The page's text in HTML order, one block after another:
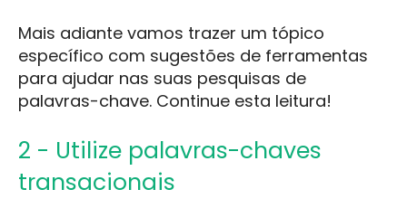
Mais adiante vamos trazer um tópico
específico com sugestões de ferramentas
para ajudar nas suas pesquisas de
palavras-chave. Continue esta leitura!
2 - Utilize palavras-chaves
transacionais